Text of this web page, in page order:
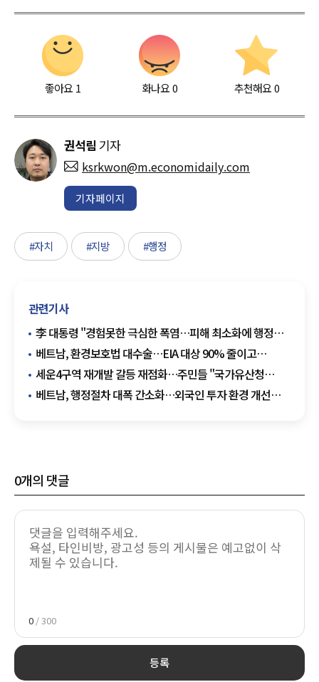
좋아요 1 화나요0 추천해요 0
권석림 기자
ksrkwon@m.economidaily.com
기자페이지
#자치 #지방 #행정
관련기사
李 대통령 "경험못한 극심한 폭염…피해 최소화에 행정력
총동원"
베트남, 환경보호법 대수술…EIA 대상 90% 줄이고
행정비용 52% 감축
세운4구역 재개발 갈등 재점화…주민들 "국가유산청
행정폭주" 반발
베트남, 행정절차 대폭 간소화…외국인 투자 환경 개선
0개의 댓글
0 / 300
등록